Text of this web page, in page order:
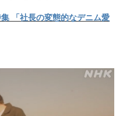
「社長の変態的なデニム愛